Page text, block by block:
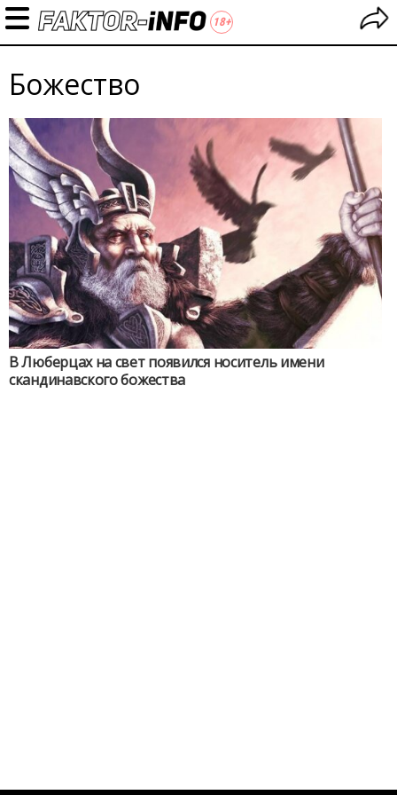
Божество
В Люберцах на свет появился носитель имени
скандинавского божества